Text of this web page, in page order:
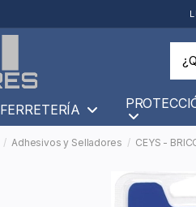
FERRETERÍA
Adhesivos y Selladores CEYS -